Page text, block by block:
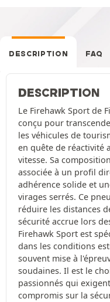
DESCRIPTION FAQ
DESCRIPTION
Le Firehawk Sport de
conçu pour
les véhicules de
en quête de réactivité
vitesse. Sa
associée à un profil
adhérence solide et
virages serrés. Ce
réduire les distances
sécurité accrue lors
Firehawk Sport est
dans les conditions
souvent mise à
soudaines. Il est le
passionnés qui
compromis sur la